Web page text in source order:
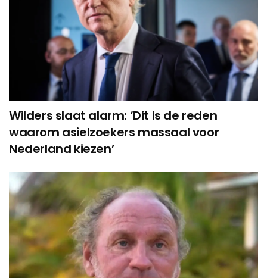
Wilders slaat alarm: ‘Dit is de reden
waarom asielzoekers massaal voor
Nederland kiezen’